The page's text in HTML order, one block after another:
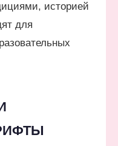
историей
для